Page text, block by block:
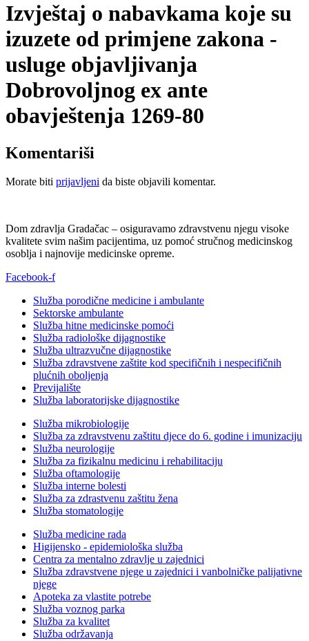
Izvještaj o nabavkama koje su
izuzete od primjene zakona -
usluge objavljivanja
Dobrovoljnog ex ante
obavještenja 1269-80
Komentariši
Morate biti prijavljeni da biste objavili komentar.
Dom zdravlja Gradačac – osiguravamo zdravstvenu njegu visoke
kvalitete svim našim pacijentima, uz pomoć stručnog medicinskog
osoblja i najnovije medicinske opreme.
Facebook-f
Služba porodične medicine i ambulante
Sektorske ambulante
Služba hitne medicinske pomoći
Služba radiološke dijagnostike
Služba ultrazvučne dijagnostike
Služba zdravstvene zaštite kod specifičnih i nespecifičnih
plućnih oboljenja
Previjalište
Služba laboratorijske dijagnostike
Služba mikrobiologije
Služba za zdravstvenu zaštitu djece do 6. godine i imunizaciju
Služba neurologije
Služba za fizikalnu medicinu i rehabilitaciju
Služba oftamologije
Služba interne bolesti
Služba za zdrastvenu zaštitu žena
Služba stomatologije
Služba medicine rada
Higijensko - epidemiološka služba
Centra za mentalno zdravlje u zajednici
Služba zdravstvene njege u zajednici i vanbolničke palijativne
njege
Apoteka za vlastite potrebe
Služba voznog parka
Služba za kvalitet
Služba održavanja